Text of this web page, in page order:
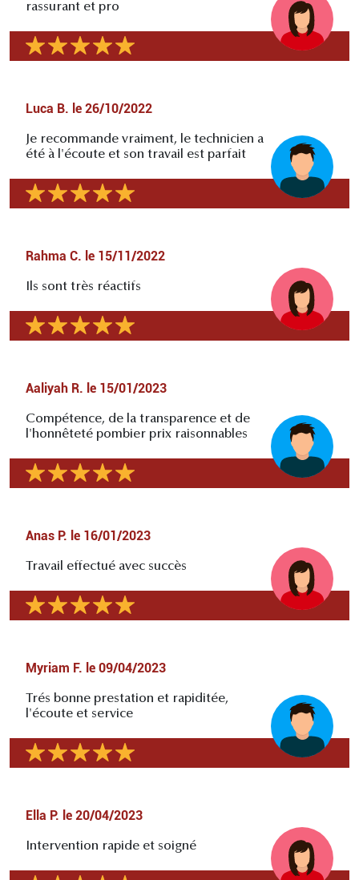
rassurant et pro
Luca B. le 26/10/2022
Je recommande vraiment, le technicien a
été à l'écoute et son travail est parfait
Rahma C. le 15/11/2022
Ils sont très réactifs
Aaliyah R. le 15/01/2023
Compétence, de la transparence et de
l'honnêteté pombier prix raisonnables
Anas P. le 16/01/2023
Travail effectué avec succès
Myriam F. le 09/04/2023
Trés bonne prestation et rapiditée,
l'écoute et service
Ella P. le 20/04/2023
Intervention rapide et soigné